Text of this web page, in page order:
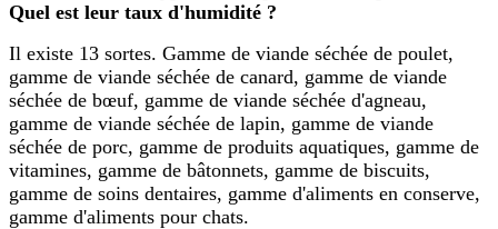
Quel est leur taux d'humidité ?
Il existe 13 sortes. Gamme de viande séchée de poulet,
gamme de viande séchée de canard, gamme de viande
séchée de bœuf, gamme de viande séchée d'agneau,
gamme de viande séchée de lapin, gamme de viande
séchée de porc, gamme de produits aquatiques, gamme de
vitamines, gamme de bâtonnets, gamme de biscuits,
gamme de soins dentaires, gamme d'aliments en conserve,
gamme d'aliments pour chats.